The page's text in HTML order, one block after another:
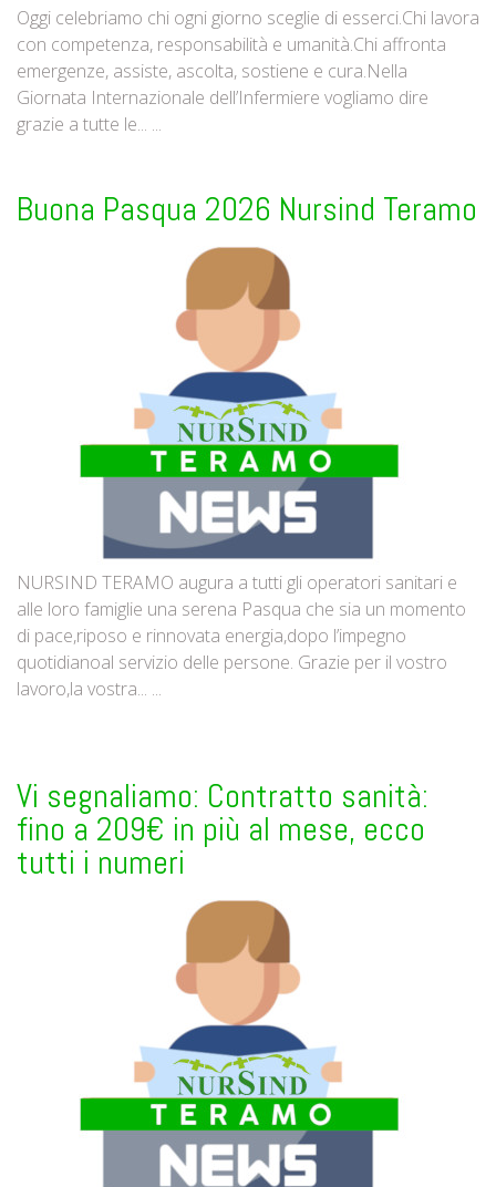
Oggi celebriamo chi ogni giorno sceglie di esserci.Chi lavora
con competenza, responsabilità e umanità.Chi affronta
emergenze, assiste, ascolta, sostiene e cura.Nella
Giornata Internazionale dell’Infermiere vogliamo dire
grazie a tutte le... ...
Buona Pasqua 2026 Nursind Teramo
NURSIND TERAMO augura a tutti gli operatori sanitari e
alle loro famiglie una serena Pasqua che sia un momento
di pace,riposo e rinnovata energia,dopo l’impegno
quotidianoal servizio delle persone. Grazie per il vostro
lavoro,la vostra... ...
Vi segnaliamo: Contratto sanità:
fino a 209€ in più al mese, ecco
tutti i numeri